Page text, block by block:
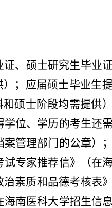
、硕士研究生毕业
；应届硕士毕业生
硕士阶段均需提供
位、学历的考生还
管理部门的公章）
专家推荐信》（在
治素质和品德考核表
南医科大学招生信